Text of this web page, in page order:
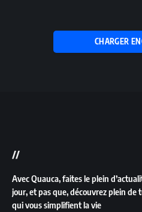
CHARGER
//
Avec Quauca, faites le plein
jour, et pas que, découvrez plein
qui vous simplifient la vie